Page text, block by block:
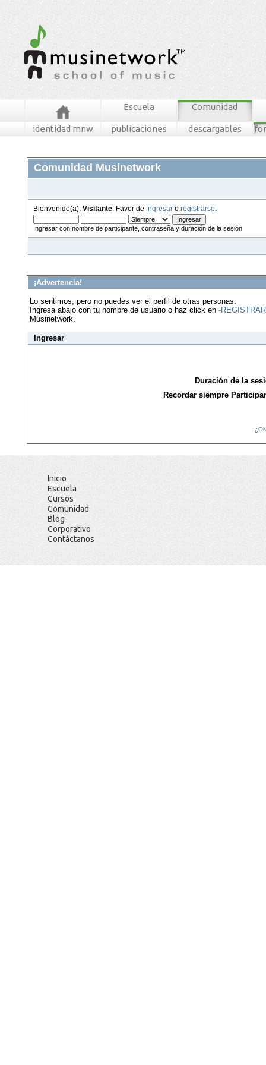
Escuela Comunidad
identidad mnw publicaciones descargables
Comunidad Musinetwork
Bienvenido(a), Visitante . Favor de ingresar o registrarse
Ingresar con nombre de participante, contraseña y duración de la sesión
¡Advertencia!
Lo sentimos, pero no puedes ver el perfil de otras personas.
Ingresa abajo con tu nombre de usuario o haz click en -
Musinetwork.
Ingresar
Duración de la
Recordar siempre
Inicio
Escuela
Cursos
Comunidad
Blog
Corporativo
Contáctanos